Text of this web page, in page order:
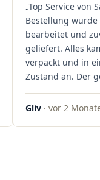
„Top Service von
Bestellung wurde
bearbeitet und
geliefert. Alles
verpackt und in
Zustand an. Der
war
professionell.
Gliv · vor 2